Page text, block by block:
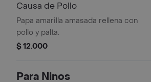
Causa de Pollo
Papa amarilla amasada rellena con
pollo y palta.
$ 12.000
Para Ninos